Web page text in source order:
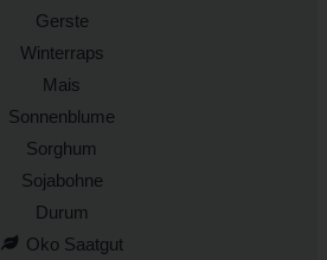
Gerste
Winterraps
Mais
Sonnenblume
Sorghum
Sojabohne
Durum
Oko Saatgut